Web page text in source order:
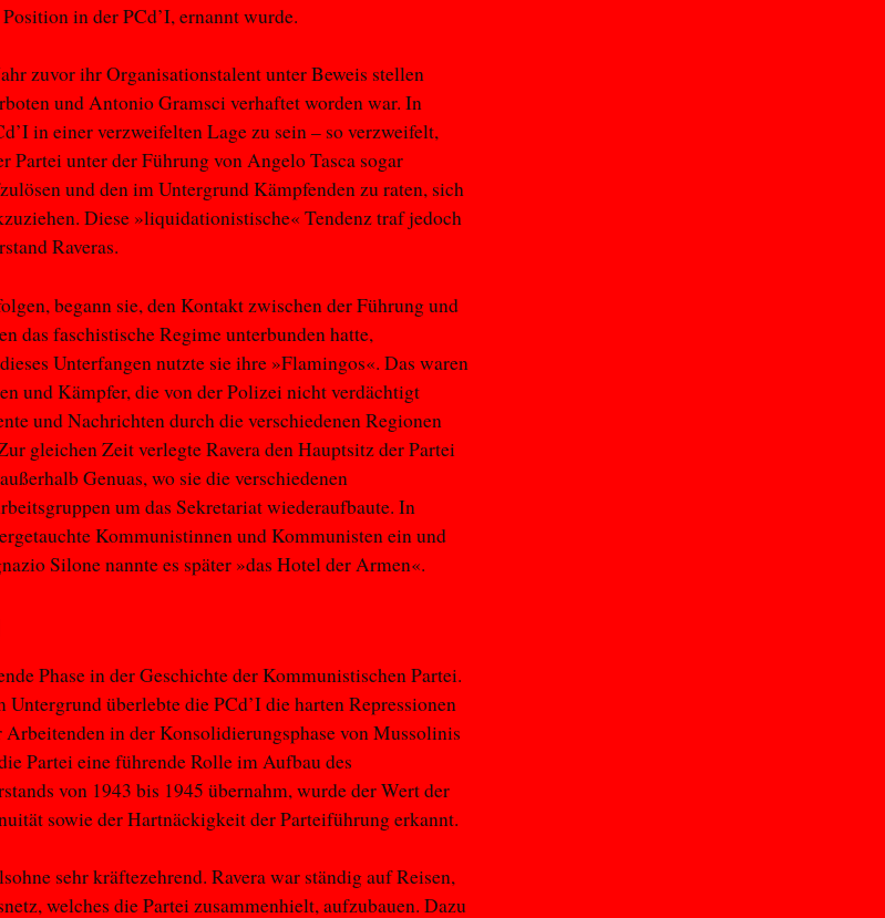
in der PCd’I, ernannt wurde.
zuvor ihr Organisationstalent unter Beweis stellen
und Antonio Gramsci verhaftet worden war. In
in einer verzweifelten Lage zu sein – so verzweifelt,
Partei unter der Führung von Angelo Tasca sogar
und den im Untergrund Kämpfenden zu raten, sich
Diese »liquidationistische« Tendenz traf jedoch
Raveras.
begann sie, den Kontakt zwischen der Führung und
das faschistische Regime unterbunden hatte,
Unterfangen nutzte sie ihre »Flamingos«. Das waren
und Kämpfer, die von der Polizei nicht verdächtigt
und Nachrichten durch die verschiedenen Regionen
gleichen Zeit verlegte Ravera den Hauptsitz der Partei
Genuas, wo sie die verschiedenen
um das Sekretariat wiederaufbaute. In
Kommunistinnen und Kommunisten ein und
Silone nannte es später »das Hotel der Armen«.
Phase in der Geschichte der Kommunistischen Partei.
Untergrund überlebte die PCd’I die harten Repressionen
Arbeitenden in der Konsolidierungsphase von Mussolinis
Partei eine führende Rolle im Aufbau des
von 1943 bis 1945 übernahm, wurde der Wert der
sowie der Hartnäckigkeit der Parteiführung erkannt.
sehr kräftezehrend. Ravera war ständig auf Reisen,
welches die Partei zusammenhielt, aufzubauen. Dazu